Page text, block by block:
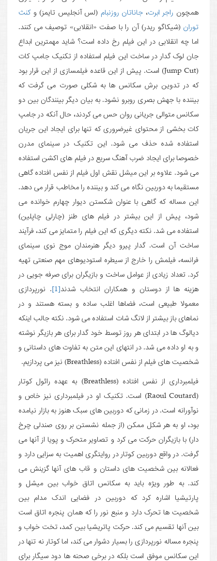
همچون راجر ابرت، جاناتان روزنبام (لس آنجلیس تایمز) وکنث
توران (شیکاگو ریدر) آن را با صفت «انقلابی» توصیف می کنند.
اما چه انقلابی در این فیلم رخ داده است؟ شاید مهمترین ابداع
جان لوک گدار در ساخت این فیلم استفاده از تکنیک جامپ کات
(Jump Cut) است. پیش از این قاعده فیلمسازی از این قرار بود
که در تدوین برش سکانس ها به شکلی صورت می گرفت که
بیننده با جهش بصری روبرو نشود. به بیان دیگر بینندگان بین دو
سکانس متوالی جریانی روان حس می کردند، حال آنکه در جامپ
کات بخشی از محتوای غیرضروری که تنها برای ایجاد این جریان
استفاده شده حذف می شود. این تکنیک در سینمای مدرن
خصوصا برای ایجاد ضرب آهنگ سریع در فیلم های اکشن استفاده
می شود. علاوه بر این میشل نقش اول فیلم از نفس افتاده گاهی
مستقیما به دوربین نگاه می کند و بیننده را مخاطب قرار می دهد.
این مساله که گاهی با عنوان شکستن دیوار چهارم خوانده می
شود، پیش از این بیشتر در فیلم های طنز (چارلی چاپلین)
استفاده می شد. نکته دیگری که این فیلم را متمایز می کند، فرآیند
ساخت آن است. گدار پیرو دیگر هنرمندان موج نوی سینمای
فرانسه، فیلمش را خارج از سیطره استودیوهای مهم صنعتی تهیه
کرد. تعداد زیادی از عوامل ساخت و بازیگران برای صرفه جویی در
هزینه ها از دوستان و همکاران انتخاب شدند[1]
. نورپردازی
معمولا طبیعی است، فضاها اغلب ساده و بسته هستند و در
نماهای باز بیشتر از لانگ شات استفاده می شود. نکته جالب اینکه
دیالوگ ها در ابتدای هر روز توسط خود گدار برای هر بازیگر نوشته
و به او داده می شد. در انتهای این متن به تفاوت های داستانی و
شخصیت های فیلم از نفس افتاده (Breathless) نیز می پردازیم.
فیلمبرداری از نفس افتاده (Breathless) به عهده رائول کوتار
(Raoul Coutard) است. تکنیک او در فیلمبرداری نیز خاص و
نوآورانه است. در زمانی که دوربین های سبک هنوز به بازار نیامده
بود، او به هر شکل ممکن (از جمله نشستن بر روی صندلی چرخ
دار) با بازیگران حرکت می کرد و تصاویر متحرک و پویا از آنها می
گرفت. در واقع دوربین کوتار در روایتگری اهمیت به سزایی دارد و
فعالانه بین شخصیت های داستان و قاب های آنها گزینش می
کند. به طور ویژه باید به سکانس اتاق خواب بین میشل و
پارتیشیا اشاره کرد که دوربین در فضایی اندک مدام بین
شخصیت ها تحرک دارد و منبع نور را که همان پنجره اتاق است
بین آنها تقسیم می کند. حرکت پاتریشیا بین کمد، تخت خواب و
پنجره مساله نورپردازی را بسیار دشوار می کند، اما کوتار نه تنها در
این سکانس موفق است بلکه در برخی صحنه ها دود سیگار برای